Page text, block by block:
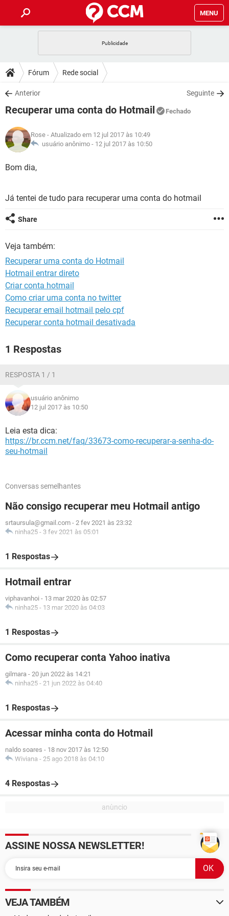
MENU
CELULAR
OUTLOOK
INSTAGRAM GMAIL
GUIA DE COMPRAS
DICAS
JOGOS
INSTAGRAM GMAIL
GUIA DE COMPRAS
DOWNLOADS
JOGOS WHATSAPP
CELULAR
OUTLOOK EXCEL
INSTAGRAM
FÓRUM
JOGOS WHATSAPP
CELULAR
OUTLOOK
GLOSSÁRIO
JOGOS
OUTLOOK EXCEL
INSTAGRAM
Fórum Rede social
Anterior Seguinte
Recuperar uma conta do Hotmail Fechado
Rose - Atualizado em 12 jul 2017 às 10:49
usuário anônimo - 12 jul 2017 às 10:50
Bom dia,
Já tentei de tudo para recuperar uma conta do hotmail
Share
Veja também:
Recuperar uma conta do Hotmail
Hotmail entrar direto
Criar conta hotmail
Como criar uma conta no twitter
Recuperar email hotmail pelo cpf
Recuperar conta hotmail desativada
1 Respostas
RESPOSTA 1 / 1
usuário anônimo
12 jul 2017 às 10:50
Leia esta dica:
https://br.ccm.net/faq/33673-como-recuperar-a-senha-do-
seu-hotmail
Conversas semelhantes
Não consigo recuperar meu Hotmail antigo
srtaursula@gmail.com - 2 fev 2021 às 23:32
ninha25 - 3 fev 2021 às 05:01
1 Respostas
Hotmail entrar
viphavanhoi - 13 mar 2020 às 02:57
ninha25 - 13 mar 2020 às 04:03
1 Respostas
Como recuperar conta Yahoo inativa
gilmara - 20 jun 2022 às 14:21
ninha25 - 21 jun 2022 às 04:40
1 Respostas
Acessar minha conta do Hotmail
naldo soares - 18 nov 2017 às 12:50
Wiviana - 25 ago 2018 às 04:10
4 Respostas
ASSINE NOSSA NEWSLETTER!
VEJA TAMBÉM